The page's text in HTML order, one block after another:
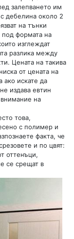
залепването им
дебелина около 2
на тънки
формата на
изглеждат
разлика между
Цената на такива
от цената на
ако искате да
издава евтин
на
това,
с полимер и
факта, че
и по цвят:
оттенъци,
се срещат в